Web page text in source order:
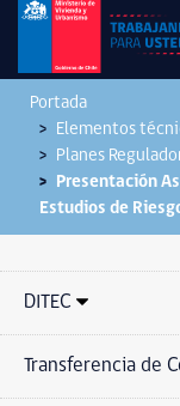
Portada
Elementos
Planes
Presentación
Estudios de
DITEC
Transferencia de